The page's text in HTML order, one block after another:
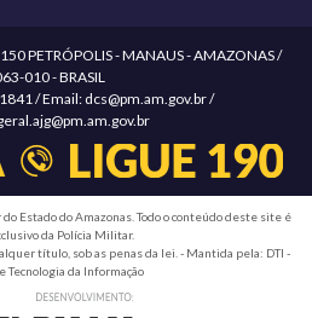
PETRÓPOLIS - MANAUS - AMAZONAS /
010 - BRASIL
/ Email: dcs@pm.am.gov.br /
Estado do Amazonas. Todo o conteúdo deste site é
da Polícia Militar.
título, sob as penas da lei. - Mantida pela: DTI -
Tecnologia da Informação